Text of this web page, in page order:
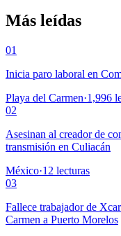
Más leídas
01
Inicia paro laboral en
Playa del Carmen·1,996
02
Asesinan al creador de
transmisión en Culiacán
México·12 lecturas
03
Fallece trabajador de
Carmen a Puerto Morelos